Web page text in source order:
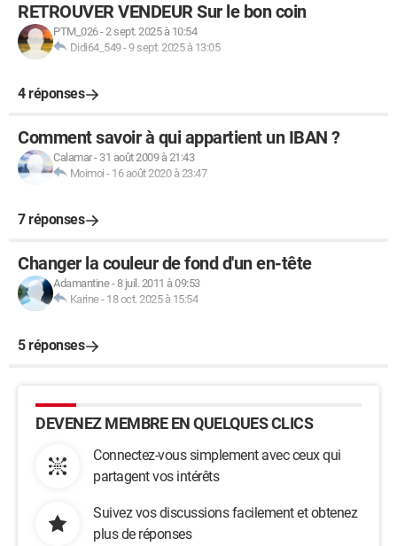
RETROUVER VENDEUR Sur le bon coin
PTM_026-2 sept. 2025 à 10:54
Didi64_549-9 sept. 2025 à 13:05
4 réponses
Comment savoir à qui appartient un IBAN ?
Calamar- 31 août 2009 à 21:43
Moimoi - 16 août 2020 à 23:47
7 réponses
Changer la couleur de fond d'un en-tête
Adamantine-8 juil. 2011 à 09:53
Karine- 18 oct. 2025 à 15:54
5 réponses
DEVENEZ MEMBRE EN QUELQUES CLICS
Connectez-vous simplement avec ceux qui
partagent vos intérêts
Suivez vos discussions facilement et obtenez
plus de réponses